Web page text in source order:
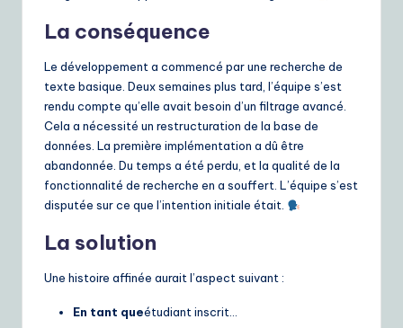
La conséquence
Le développement a commencé par une recherche de
texte basique. Deux semaines plus tard, l’équipe s’est
rendu compte qu’elle avait besoin d’un filtrage avancé.
Cela a nécessité un restructuration de la base de
données. La première implémentation a dû être
abandonnée. Du temps a été perdu, et la qualité de la
fonctionnalité de recherche en a souffert. L’équipe s’est
disputée sur ce que l’intention initiale était.
La solution
Une histoire affinée aurait l’aspect suivant :
En tant queétudiant inscrit…